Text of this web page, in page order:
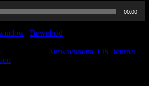
00:00
Download
Aufwachraum EIS Journal